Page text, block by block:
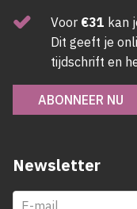
Voor €31 kan
Dit geeft je
tijdschrift en
ABONNEER NU
Newsletter